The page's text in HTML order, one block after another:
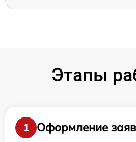
Этапы
1
Оформление